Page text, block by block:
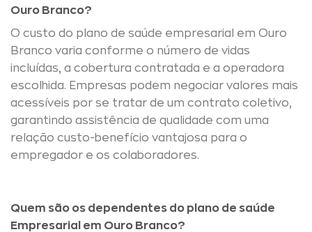
Ouro Branco?
O custo do plano de saúde empresarial em Ouro
Branco varia conforme o número de vidas
incluídas, a cobertura contratada e a operadora
escolhida. Empresas podem negociar valores mais
acessíveis por se tratar de um contrato coletivo,
garantindo assistência de qualidade com uma
relação custo-benefício vantajosa para o
empregador e os colaboradores.
Quem são os dependentes do plano de saúde
Empresarial em Ouro Branco?